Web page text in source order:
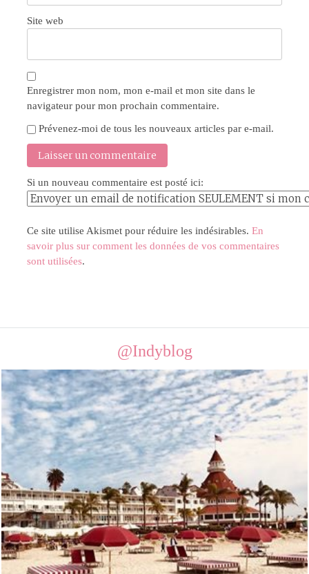
Site web
Enregistrer mon nom, mon e-mail et mon site dans le
navigateur pour mon prochain commentaire.
Prévenez-moi de tous les nouveaux articles par e-mail.
Si un nouveau commentaire est posté ici:
Ce site utilise Akismet pour réduire les indésirables. En
savoir plus sur comment les données de vos commentaires
sont utilisées.
@Indyblog